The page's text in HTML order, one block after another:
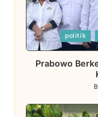
Posted
in
politik
Prabowo